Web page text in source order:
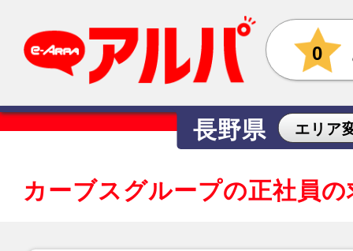
0
長野県 エリア
カーブスグループの正社員